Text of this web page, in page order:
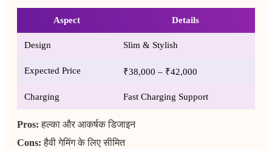
Aspect Details
Design Slim & Stylish
Expected Price ₹38,000 – ₹42,000
Charging Fast Charging Support
Pros: हल्का और आकर्षक डिजाइन
Cons: हैवी गेमिंग के लिए सीमित